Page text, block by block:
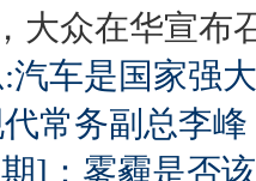
大众在华宣布
汽车是国家强
常务副总李峰
]：雾霾是否